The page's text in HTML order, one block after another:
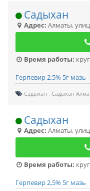
Садыхан
Адрес: Алматы,
Время работы:
Герпевир 2,5% 5г мазь
Садыхан Садыхан
Садыхан
Адрес: Алматы,
Время работы:
Герпевир 2,5% 5г мазь